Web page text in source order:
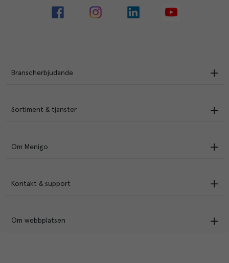
Branscherbjudande
Sortiment & tjänster
Om Menigo
Kontakt & support
Om webbplatsen